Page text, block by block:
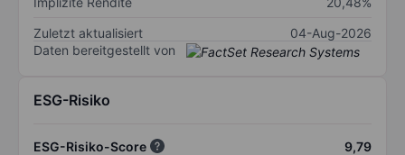
Zuletzt aktualisiert
04-Aug-2026
Daten bereitgestellt von
ESG-Risiko
ESG-Risiko-Score
9,79